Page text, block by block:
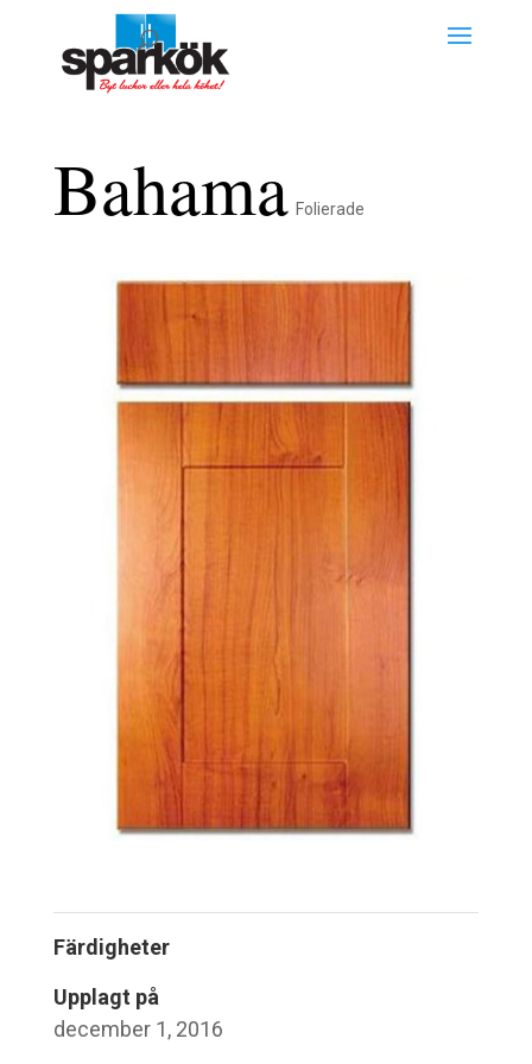
Bahama Folierade
Färdigheter
Upplagt på
december 1, 2016